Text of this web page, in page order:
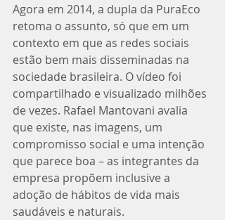
Agora em 2014, a dupla da PuraEco
retoma o assunto, só que em um
contexto em que as redes sociais
estão bem mais disseminadas na
sociedade brasileira. O vídeo foi
compartilhado e visualizado milhões
de vezes. Rafael Mantovani avalia
que existe, nas imagens, um
compromisso social e uma intenção
que parece boa – as integrantes da
empresa propõem inclusive a
adoção de hábitos de vida mais
saudáveis e naturais.